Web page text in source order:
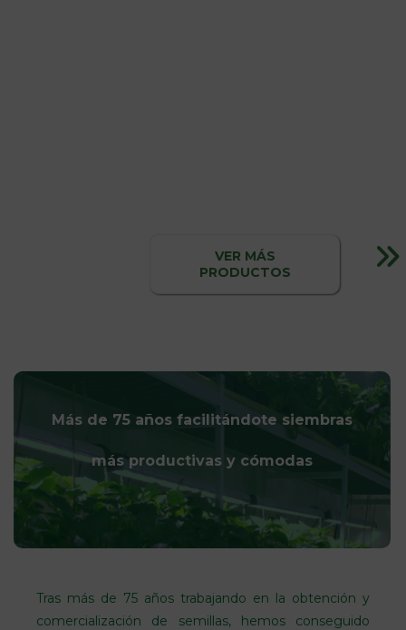
VER MÁS
PRODUCTOS
Más de 75 años facilitándote siembras
más productivas y cómodas
Tras más de 75 años trabajando en la obtención y
comercialización de semillas, hemos conseguido